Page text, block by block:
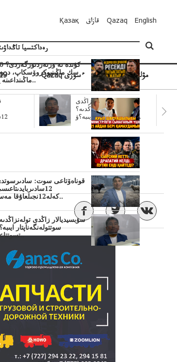
Қазақ قازاق Qazaq English
Qazaq ءسوزى مۋلتيمەديا
سۋبسيديالار زاڭدى
تولەنزاڭدىە؟
سوتتولەنگەناپتار ايىبە؟ۋ..
رەداكتسيا
10 كۇندە نە
سك ماڭىنپوكروۆسكاپ،
ماڭىنداعىنە ج..
قوناەۆتاعى سوت:
كەلە12نجىلعاۇقا مەس..
سۋبسيديالار زاڭدى
سوتتولەنگەناپتار
تسوتتاعىا..